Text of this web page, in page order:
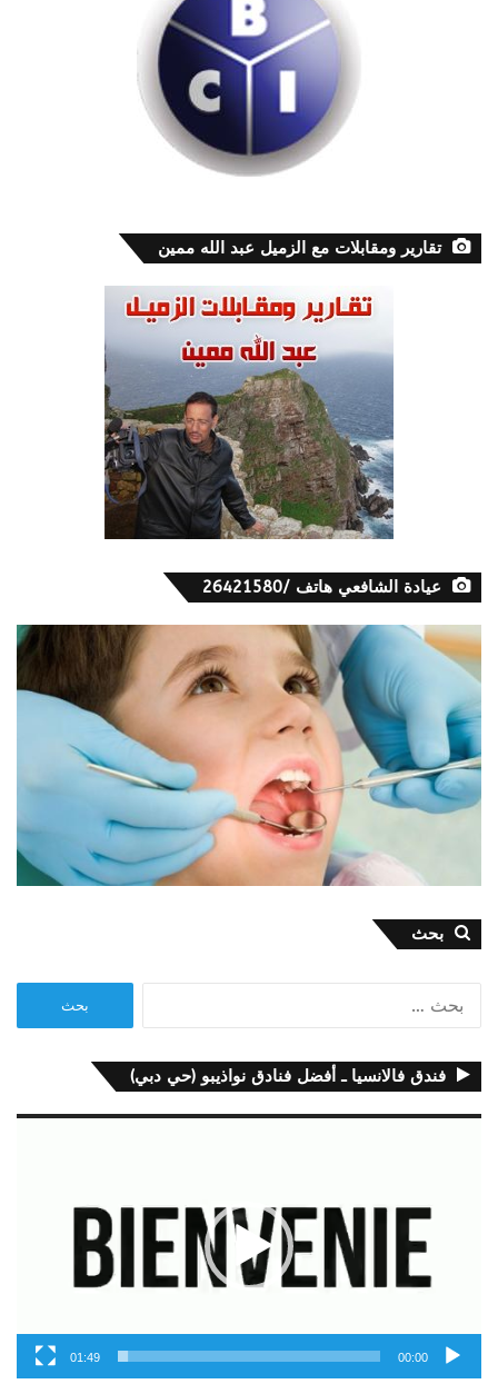
تقارير ومقابلات مع الزميل عبد الله ممين
عيادة الشافعي هاتف /26421580
بحث
فندق فالانسيا ـ أفضل فنادق نواذيبو (حي دبي)
00:00
01:49